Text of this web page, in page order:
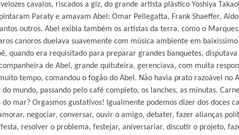
cavalos, riscados a giz, do grande artista plástico Yoshiya
Paraty e amavam Abel: Omar Pellegatta, Frank Shaeffer,
outros. Abel exibia também os artistas da terra, como o
canoros duelava suavemente com música ambiente em
quando era requisitado para preparar grandes banquetes,
de Abel, grande quituteira, gerenciava, com muita
tempo, comandou o fogão do Abel. Não havia prato razoável
mundo, passando pelo café completo, os lanches, as minutas.
do mar? Orgasmos gustativos! Igualmente podemos dizer dos doces
negociar, conversar, ouvir o amigo, debater, fazer alianças
resolver o problema, festejar, aniversariar, discutir o projeto,